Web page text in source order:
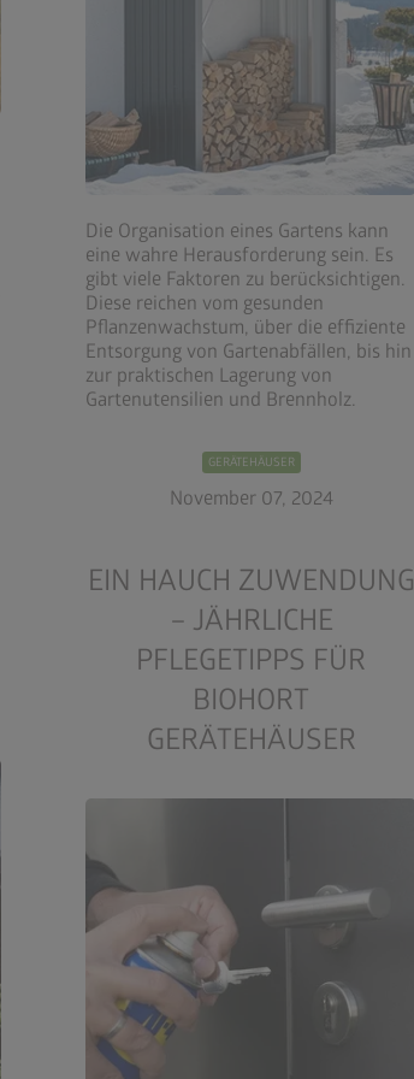
Die Organisation eines Gartens kann
eine wahre Herausforderung sein. Es
gibt viele Faktoren zu berücksichtigen.
Diese reichen vom gesunden
Pflanzenwachstum, über die effiziente
Entsorgung von Gartenabfällen, bis hin
zur praktischen Lagerung von
Gartenutensilien und Brennholz.
GERÄTEHÄUSER
November 07, 2024
EIN HAUCH ZUWENDUNG
– JÄHRLICHE
PFLEGETIPPS FÜR
BIOHORT
GERÄTEHÄUSER